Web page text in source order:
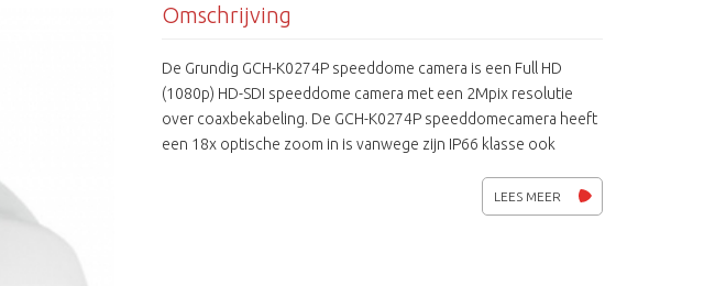
Omschrijving
De Grundig GCH-K0274P speeddome camera is een Full HD
(1080p) HD-SDI speeddome camera met een 2Mpix resolutie
over coaxbekabeling. De GCH-K0274P speeddomecamera heeft
een 18x optische zoom in is vanwege zijn IP66 klasse ook
K0274P over vele protocollen waardoor hij ook toepasbaar is in
systemen van andere fabrikanten. HD-cctv is gebaseerd op de
LEES MEER